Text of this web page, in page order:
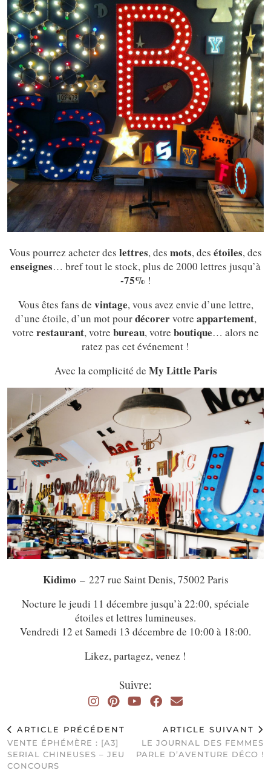
Vous pourrez acheter des lettres, des mots, des étoiles, des
enseignes… bref tout le stock, plus de 2000 lettres jusqu’à
-75% !
Vous êtes fans de vintage, vous avez envie d’une lettre,
d’une étoile, d’un mot pourdécorervotre appartement,
votre restaurant, votre bureau, votre boutique… alors ne
ratez pas cet événement !
Avec la complicité de My Little Paris
Kidimo – 227 rue Saint Denis, 75002 Paris
Nocture le jeudi 11 décembre jusqu’à 22:00, spéciale
étoiles et lettres lumineuses.
Vendredi 12 et Samedi 13 décembre de 10:00 à 18:00.
Likez, partagez, venez !
Suivre:
ARTICLE PRÉCÉDENT
VENTE ÉPHÉMÈRE : [A3]
SERIAL CHINEUSES – JEU
CONCOURS
ARTICLE SUIVANT
LE JOURNAL DES FEMMES
PARLE D’AVENTURE DÉCO !